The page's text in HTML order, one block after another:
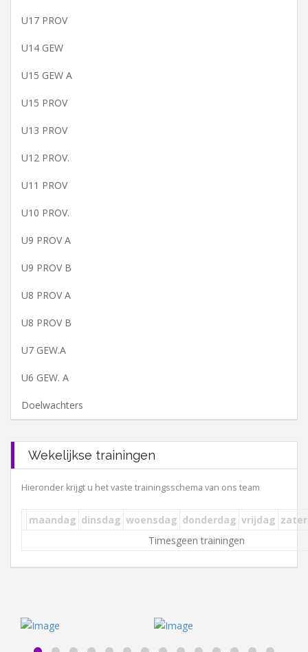
U17 PROV
U14 GEW
U15 GEW A
U15 PROV
U13 PROV
U12 PROV.
U11 PROV
U10 PROV.
U9 PROV A
U9 PROV B
U8 PROV A
U8 PROV B
U7 GEW.A
U6 GEW. A
Doelwachters
Wekelijkse trainingen
Hieronder krijgt u het vaste trainingsschema van ons team
maandag dinsdag woensdag donderdag vrijdag
geen trainingen